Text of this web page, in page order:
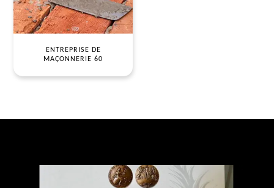
ENTREPRISE DE
MAÇONNERIE 60